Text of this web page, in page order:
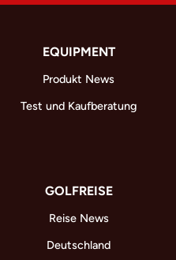
EQUIPMENT
Produkt News
Test und Kaufberatung
GOLFREISE
Reise News
Deutschland